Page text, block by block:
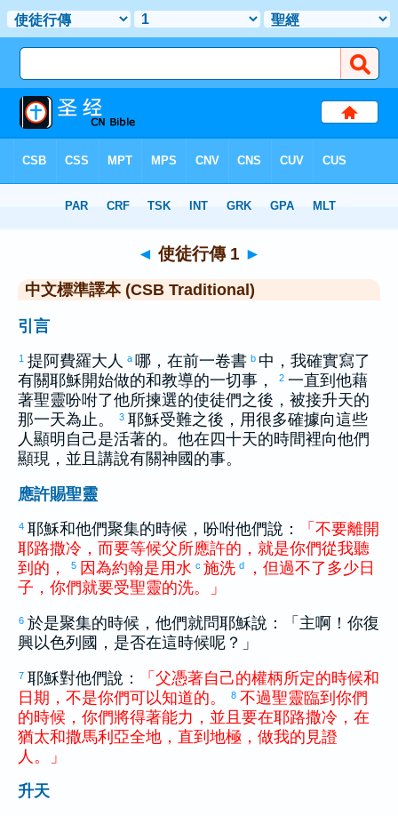
> 使徒行傳 1
◄ 使徒行傳 1 ►
中文標準譯本 (CSB Traditional)
引言
1 提阿費羅大人 a 哪，在前一卷書 b 中，我確實寫了
有關耶穌開始做的和教導的一切事，
2 一直到他藉
著聖靈吩咐了他所揀選的使徒們之後，被接升天的
那一天為止。
3 耶穌受難之後，用很多確據向這些
人顯明自己是活著的。他在四十天的時間裡向他們
顯現，並且講說有關神國的事。
應許賜聖靈
4 耶穌和他們聚集的時候，吩咐他們說： 「 不要離開
耶路撒冷 ， 而要等候父所應許的 ， 就是你們從我聽
到 的 ， 5 因為約翰是用水 c 施洗 d ， 但過不了多少 日
子 ， 你們就要受聖靈的洗。 」
6 於是聚集的時候，他們就問耶穌說：「主啊！你復
興以色列 國，是否在這時候呢？」
7 耶穌對他們說： 「 父憑著自己的權柄所定的時候和
日期 ， 不是你們可以知道的。 8 不過聖靈臨到 你們
的時候 ， 你們將得著能力 ， 並且 要在耶路撒冷 ， 在
猶太和撒馬利亞全地 ， 直到 地極 ， 做我的 見證
人 。
」
升天